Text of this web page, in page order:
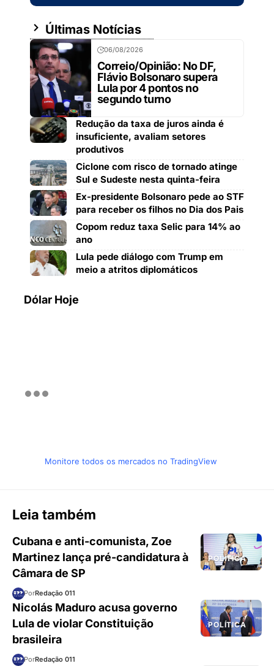
Últimas Notícias
06/08/2026
Correio/Opinião: No DF,
Flávio Bolsonaro supera
Lula por 4 pontos no
segundo turno
Redução da taxa de juros ainda é
insuficiente, avaliam setores
produtivos
Ciclone com risco de tornado atinge
Sul e Sudeste nesta quinta-feira
Ex-presidente Bolsonaro pede ao STF
para receber os filhos no Dia dos Pais
Copom reduz taxa Selic para 14% ao
ano
Lula pede diálogo com Trump em
meio a atritos diplomáticos
Dólar Hoje
Monitore todos os mercados no TradingView
Leia também
POLÍTICA
Cubana e anti-comunista, Zoe
Martinez lança pré-candidatura à
Câmara de SP
PorRedação 011
POLÍTICA
Nicolás Maduro acusa governo
Lula de violar Constituição
brasileira
PorRedação 011